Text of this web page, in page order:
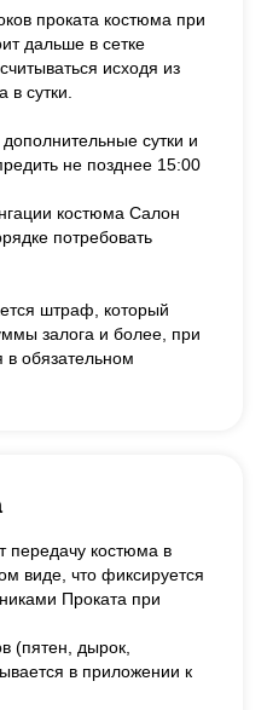
проката костюма при
дальше в сетке
исходя из
в сутки.
сутки и
не позднее 15:00
костюма Салон
потребовать
штраф, который
залога и более, при
в обязательном
передачу костюма в
виде, что фиксируется
Проката при
(пятен, дырок,
в приложении к